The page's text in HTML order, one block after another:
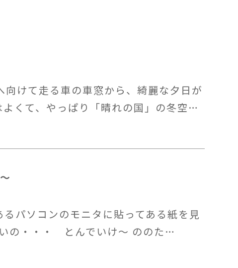
けて走る車の車窓から、綺麗な夕日が
くて、やっぱり「晴れの国」の冬空…
パソコンのモニタに貼ってある紙を見
の・・・ とんでいけ～ ののた…